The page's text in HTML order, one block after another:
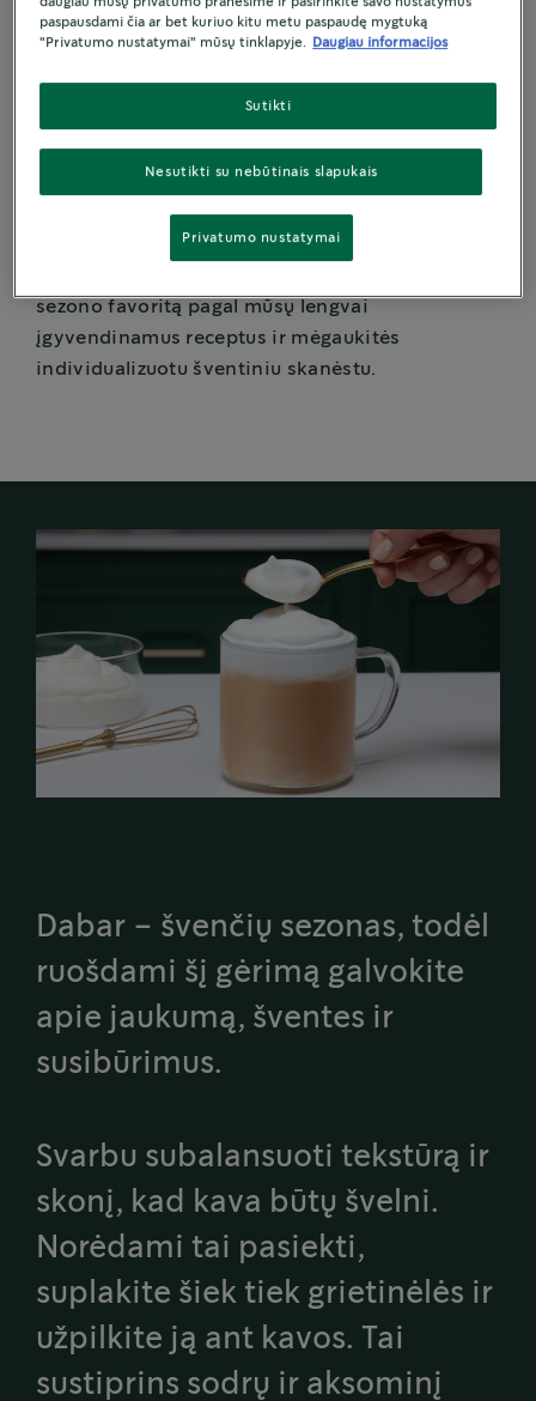
svečius, ar skanaujate vieni: į kiekvieną kavos
Pasinerkite į „Starbucks®“ gėrimų, sukurtų
ir aromatus. Šiek tiek šokolado miltelių, ir šiek
tiek mėtinių cukranendrių sukurs ir sustiprins
šventinės kavos gėrimo patirtį.
Norime, kad „Starbucks ®“ džiaugsmą patirtumėte
sezono favoritą pagal mūsų lengvai
įgyvendinamus receptus ir mėgaukitės
individualizuotu šventiniu skanėstu.
Dabar – švenčių sezonas, todėl
ruošdami šį gėrimą galvokite
apie jaukumą, šventes ir
susibūrimus.
Svarbu subalansuoti tekstūrą ir
skonį, kad kava būtų švelni.
Norėdami tai pasiekti,
suplakite šiek tiek grietinėlės ir
užpilkite ją ant kavos. Tai
sustiprins sodrų ir aksominį
paspausdami čia ar bet kuriuo kitu metu paspaudę mygtuką
"Privatumo nustatymai" mūsų tinklapyje.
Daugiau informacijos
Nesutikti su nebūtinais slapukais
Sutikti
Privatumo nustatymai